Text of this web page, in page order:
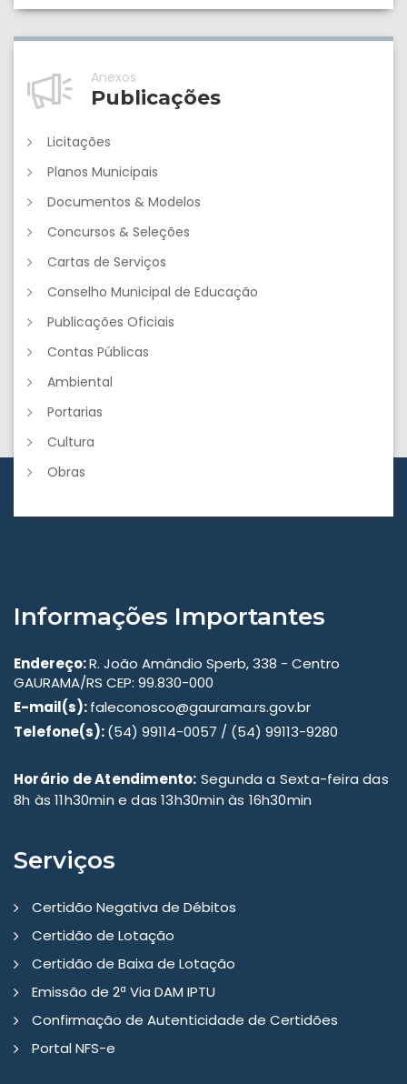
Anexos
Publicações
Licitações
Planos Municipais
Documentos & Modelos
Concursos & Seleções
Cartas de Serviços
Conselho Municipal de Educação
Publicações Oficiais
Contas Públicas
Ambiental
Portarias
Cultura
Obras
Informações Importantes
Endereço:R. João Amândio Sperb, 338 - Centro
GAURAMA/RS CEP: 99.830-000
E-mail(s):faleconosco@gaurama.rs.gov.br
Telefone(s):(54) 99114-0057 / (54) 99113-9280
Horário de Atendimento: Segunda a Sexta-feira das
8h às 11h30min e das 13h30min às 16h30min
Serviços
Certidão Negativa de Débitos
Certidão de Lotação
Certidão de Baixa de Lotação
Emissão de 2ª Via DAM IPTU
Confirmação de Autenticidade de Certidões
Portal NFS-e